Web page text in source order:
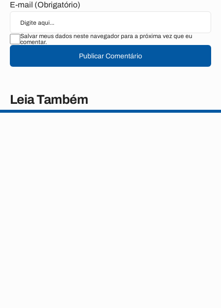
E-mail (Obrigatório)
Salvar meus dados neste navegador para a próxima vez que eu
comentar.
Publicar Comentário
Leia Também